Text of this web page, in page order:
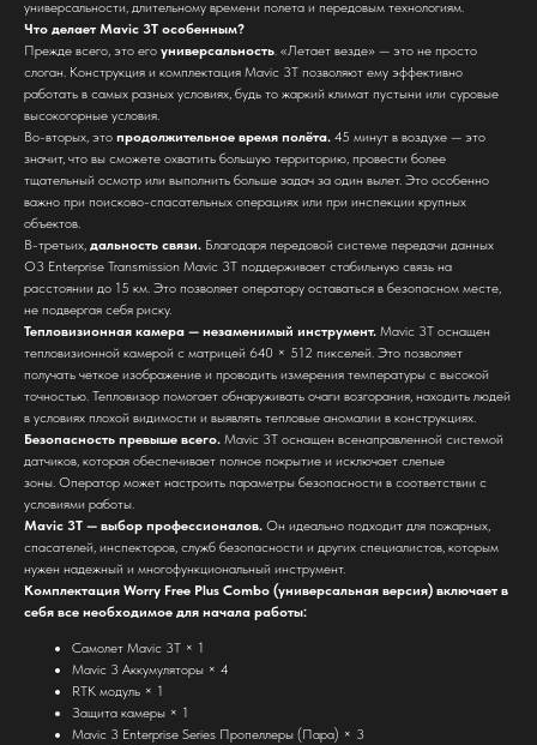
универсальности, длительному времени полета и передовым технологиям.
Что делает Mavic 3T особенным?
Прежде всего, это его универсальность. «Летает везде» — это не просто
слоган. Конструкция и комплектация Mavic 3T позволяют ему эффективно
работать в самых разных условиях, будь то жаркий климат пустыни или суровые
высокогорные условия.
Во-вторых, это продолжительное время полёта. 45 минут в воздухе — это
значит, что вы сможете охватить большую территорию, провести более
тщательный осмотр или выполнить больше задач за один вылет. Это особенно
важно при поисково-спасательных операциях или при инспекции крупных
объектов.
В-третьих, дальность связи. Благодаря передовой системе передачи данных
O3 Enterprise Transmission Mavic 3T поддерживает стабильную связь на
расстоянии до 15 км. Это позволяет оператору оставаться в безопасном месте,
не подвергая себя риску.
Тепловизионная камера — незаменимый инструмент. Mavic 3T оснащен
тепловизионной камерой с матрицей 640 × 512 пикселей. Это позволяет
получать четкое изображение и проводить измерения температуры с высокой
точностью. Тепловизор помогает обнаруживать очаги возгорания, находить людей
в условиях плохой видимости и выявлять тепловые аномалии в конструкциях.
Безопасность превыше всего. Mavic 3T оснащен всенаправленной системой
датчиков, которая обеспечивает полное покрытие и исключает слепые
зоны. Оператор может настроить параметры безопасности в соответствии с
условиями работы.
Mavic 3T — выбор профессионалов. Он идеально подходит для пожарных,
спасателей, инспекторов, служб безопасности и других специалистов, которым
нужен надежный и многофункциональный инструмент.
Комплектация Worry Free Plus Combo (универсальная версия) включает в
себя все необходимое для начала работы:
Самолет Mavic 3T × 1
Mavic 3 Аккумуляторы × 4
RTK модуль × 1
Защита камеры × 1
Mavic 3 Enterprise Series Пропеллеры (Пара) × 3